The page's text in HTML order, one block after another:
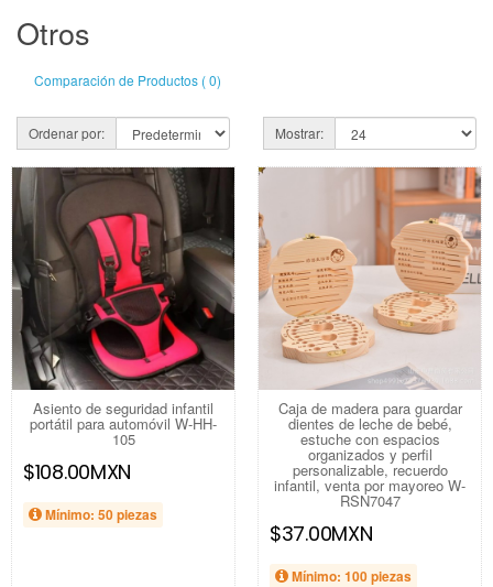
Otros
Comparación de Productos ( 0)
Ordenar por: Mostrar:
Asiento de seguridad infantil
portátil para automóvil W-HH-
105
$108.00MXN
Mínimo: 50 piezas
Caja de madera para guardar
dientes de leche de bebé,
estuche con espacios
organizados y perfil
personalizable, recuerdo
infantil, venta por mayoreo W-
RSN7047
$37.00MXN
Mínimo: 100 piezas